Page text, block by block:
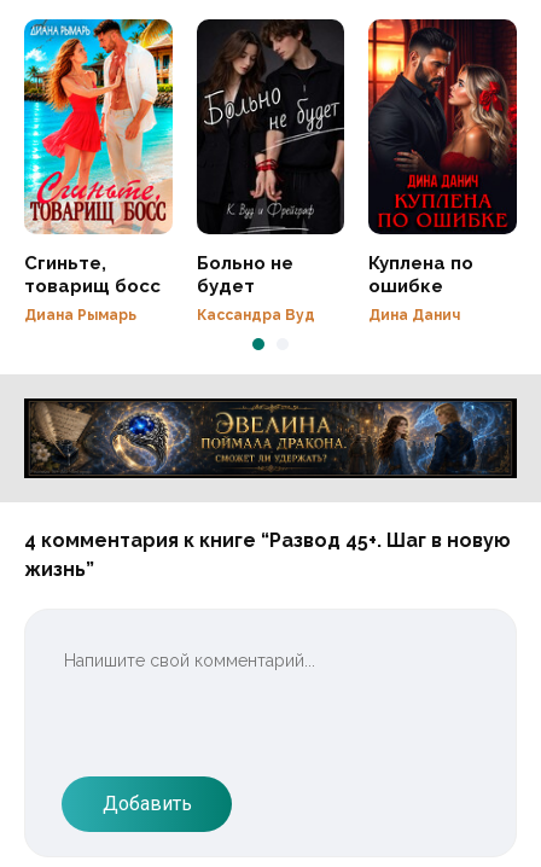
Сгиньте,
товарищ босс
Диана Рымарь
Больно не
будет
Кассандра Вуд
Куплена по
ошибке
Дина Данич
Реклама 16+ АО «ЛитГород»
4 комментария к книге “Развод 45+. Шаг в новую
жизнь”
Добавить